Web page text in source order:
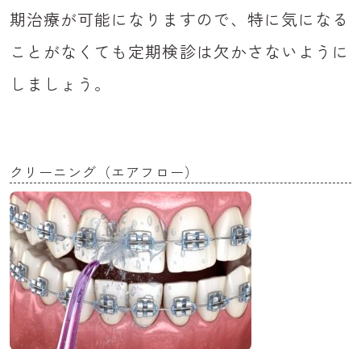
期治療が可能になりますので、特に気になる
ことがなくても定期検診は欠かさないように
しましょう。
クリーニング（エアフロー）